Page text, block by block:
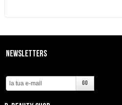
Newsletters